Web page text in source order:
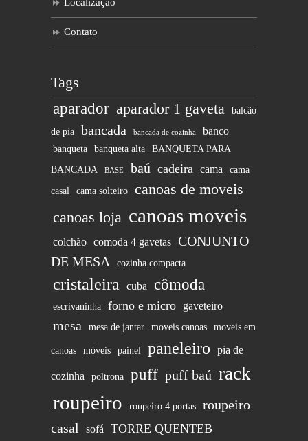
Contato
Tags
aparador aparador 1 gaveta balcão
de pia bancada bancada de cozinha banco
banqueta banqueta alta
BANQUETA PARA
BANCADA
BASE baú cadeira cama cama
casal cama solteiro
canoas de moveis
canoas loja canoas moveis
colchão comoda 4 gavetas CONJUNTO
DE MESA
cozinha compacta
cristaleira cuba cômoda
escrivaninha forno e micro gaveteiro
mesa mesa de jantar moveis canoas moveis em
canoas móveis painel paneleiro pia de
cozinha poltrona puff puff baú rack
roupeiro roupeiro 4 portas
roupeiro
casal
sofá TORRE QUENTEB